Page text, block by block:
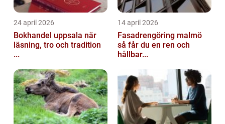
24 april 2026
Bokhandel uppsala när
läsning, tro och tradition
...
14 april 2026
Fasadrengöring malmö
så får du en ren och
hållbar...